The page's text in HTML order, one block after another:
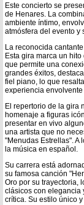
Este concierto se
de Henares. La
ambiente íntimo,
atmósfera del evento y
La reconocida
Esta gira marca un
que permite una
grandes éxitos,
fiel piano, lo que
experiencia
El repertorio de la gira
homenaje a figuras
presentar en vivo
una artista que no
"Menudas Estrellas". A
la música en español.
Su carrera está
su famosa canción
Oro por su trayectoria,
clásicos con elegancia
crítica. Su estilo único